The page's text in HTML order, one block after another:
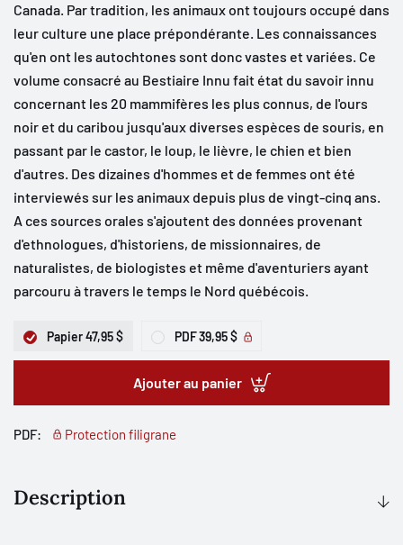
Canada. Par tradition, les animaux ont toujours occupé dans
leur culture une place prépondérante. Les connaissances
qu'en ont les autochtones sont donc vastes et variées. Ce
volume consacré au Bestiaire Innu fait état du savoir innu
concernant les 20 mammifères les plus connus, de l'ours
noir et du caribou jusqu'aux diverses espèces de souris, en
passant par le castor, le loup, le lièvre, le chien et bien
d'autres. Des dizaines d'hommes et de femmes ont été
interviewés sur les animaux depuis plus de vingt-cinq ans.
A ces sources orales s'ajoutent des données provenant
d'ethnologues, d'historiens, de missionnaires, de
naturalistes, de biologistes et même d'aventuriers ayant
parcouru à travers le temps le Nord québécois.
Papier47,95 $ PDF39,95 $
Ajouter au panier
PDF: Protection filigrane
Description